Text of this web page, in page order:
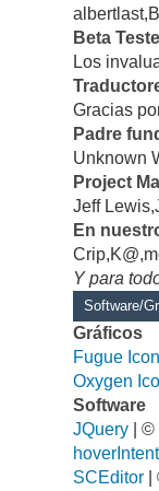
Beta
Los
Gracias
Padre
Unknown
Project
Jeff
En
Y para
Software/
Gráficos
Fugue
Oxygen
Software
JQuery |
hoverIntent
SCEditor